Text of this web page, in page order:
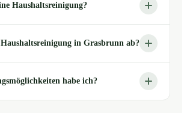
Haushaltsreinigung?
in Grasbrunn ab?
habe ich?